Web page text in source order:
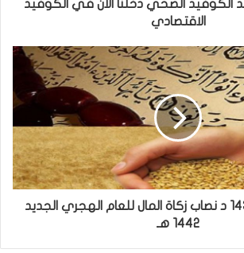
الكوفيد الصحي دخلنا الآن في الكوفيد
الاقتصادي
ديوان الإفتاء: 14364 د نصاب زكاة المال للعام الهجري الجديد
1442 هـ